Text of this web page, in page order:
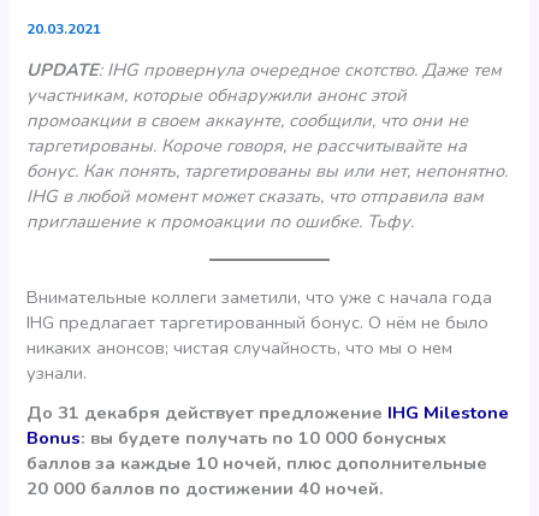
20.03.2021
UPDATE: IHG провернула очередное скотство. Даже тем
участникам, которые обнаружили анонс этой
промоакции в своем аккаунте, сообщили, что они не
таргетированы. Короче говоря, не рассчитывайте на
бонус. Как понять, таргетированы вы или нет, непонятно.
IHG в любой момент может сказать, что отправила вам
приглашение к промоакции по ошибке. Тьфу.
Внимательные коллеги заметили, что уже с начала года
IHG предлагает таргетированный бонус. О нём не было
никаких анонсов; чистая случайность, что мы о нем
узнали.
До 31 декабря действует предложение IHG Milestone
Bonus: вы будете получать по 10 000 бонусных
баллов за каждые 10 ночей, плюс дополнительные
20 000 баллов по достижении 40 ночей.